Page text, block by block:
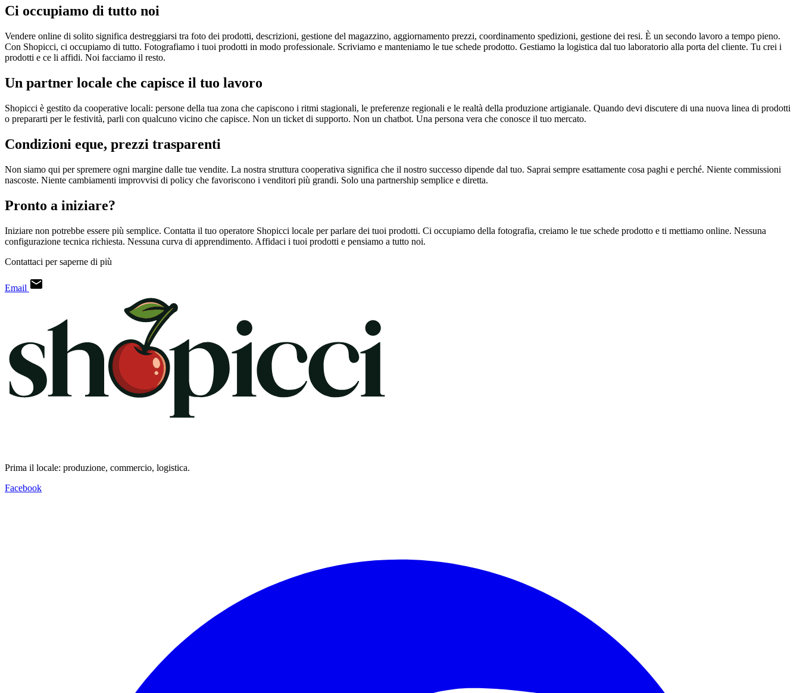
Ci occupiamo di tutto noi
Vendere online di solito significa destreggiarsi tra foto dei prodotti, descrizioni, gestione del magazzino, aggiornamento prezzi, coordinamento spedizioni, gestione dei resi. È un secondo lavoro a tempo pieno.
Con Shopicci, ci occupiamo di tutto. Fotografiamo i tuoi prodotti in modo professionale. Scriviamo e manteniamo le tue schede prodotto. Gestiamo la logistica dal tuo laboratorio alla porta del cliente. Tu crei i
prodotti e ce li affidi. Noi facciamo il resto.
Un partner locale che capisce il tuo lavoro
Shopicci è gestito da cooperative locali: persone della tua zona che capiscono i ritmi stagionali, le preferenze regionali e le realtà della produzione artigianale. Quando devi discutere di una nuova linea di prodotti
o prepararti per le festività, parli con qualcuno vicino che capisce. Non un ticket di supporto. Non un chatbot. Una persona vera che conosce il tuo mercato.
Condizioni eque, prezzi trasparenti
Non siamo qui per spremere ogni margine dalle tue vendite. La nostra struttura cooperativa significa che il nostro successo dipende dal tuo. Saprai sempre esattamente cosa paghi e perché. Niente commissioni
nascoste. Niente cambiamenti improvvisi di policy che favoriscono i venditori più grandi. Solo una partnership semplice e diretta.
Pronto a iniziare?
Iniziare non potrebbe essere più semplice. Contatta il tuo operatore Shopicci locale per parlare dei tuoi prodotti. Ci occupiamo della fotografia, creiamo le tue schede prodotto e ti mettiamo online. Nessuna
configurazione tecnica richiesta. Nessuna curva di apprendimento. Affidaci i tuoi prodotti e pensiamo a tutto noi.
Contattaci per saperne di più
Email
Prima il locale: produzione, commercio, logistica.
Facebook